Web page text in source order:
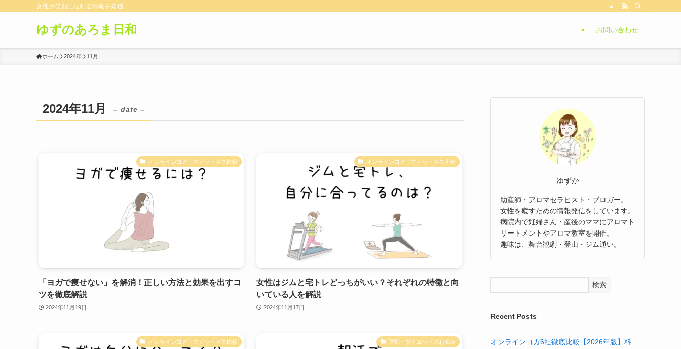
女性が笑顔になれる情報を発信
ゆずのあろま日和 お問い合わせ
ホーム 2024年 11月
2024年11月 – date –
オンラインヨガ・フィットネス比較
「ヨガで痩せない」を解消！正しい方法と効果を出すコ
ツを徹底解説
2024年11月19日
オンラインヨガ・フィットネス比較
女性はジムと宅トレどっちがいい？それぞれの特徴と向
いている人を解説
2024年11月17日
オンラインヨガ・フィットネス比較 運動・ダイエットのお悩み
ゆずか
助産師・アロマセラピスト・ブロガー。
女性を癒すための情報発信をしています。
病院内で妊婦さん・産後のママにアロマト
リートメントやアロマ教室を開催。
趣味は、舞台観劇・登山・ジム通い。
検索
Recent Posts
オンラインヨガ6社徹底比較【2026年版】料